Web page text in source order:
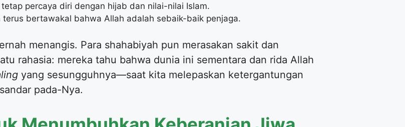
tetap percaya diri dengan hijab dan nilai-nilai Islam.
terus bertawakal bahwa Allah adalah sebaik-baik penjaga.
menangis. Para shahabiyah pun merasakan sakit dan
rahasia: mereka tahu bahwa dunia ini sementara dan rida Allah
yang sesungguhnya—saat kita melepaskan ketergantungan
pada-Nya.